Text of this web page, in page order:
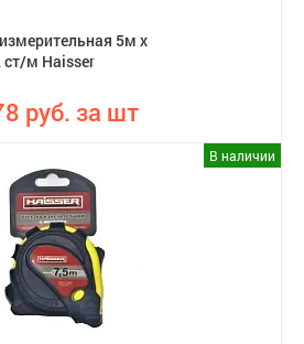
5м х
м Haisser
руб. за шт
В наличии